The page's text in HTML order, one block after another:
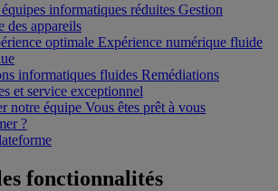
informatiques réduites Gestion
des appareils
optimale Expérience numérique fluide
informatiques fluides Remédiations
et service exceptionnel
notre équipe Vous êtes prêt à vous
?
fonctionnalités